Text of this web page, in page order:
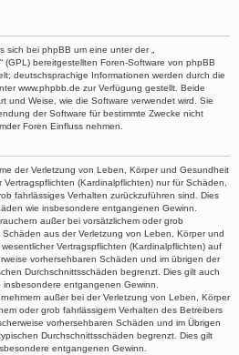
sich bei phpBB um eine unter der „
“ (GPL) bereitgestellten Foren-Software von phpBB
deutschsprachige Informationen werden durch die
www.phpbb.de zur Verfügung gestellt. Beide
und Weise, wie die Software verwendet wird. Sie
der Software für bestimmte Zwecke nicht
Foren Einfluss nehmen.
der Verletzung von Leben, Körper und Gesundheit
(Kardinalpflichten) nur für Schäden,
fahrlässiges Verhalten zurückzuführen sind. Dies
wie insbesondere entgangenen Gewinn.
außer bei vorsätzlichem oder grob
aus der Verletzung von Leben, Körper und
Vertragspflichten (Kardinalpflichten) auf
vorhersehbaren Schäden und im übrigen der
Durchschnittsschäden begrenzt. Dies gilt auch
entgangenen Gewinn.
außer bei der Verletzung von Leben, Körper
oder grob fahrlässigem Verhalten des Betreibers
vorhersehbaren Schäden und im Übrigen
Durchschnittsschäden begrenzt. Dies gilt
entgangenen Gewinn.